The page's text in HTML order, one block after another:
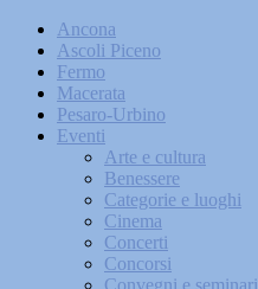
Ancona
Ascoli Piceno
Fermo
Macerata
Pesaro-Urbino
Eventi
Arte e cultura
Benessere
Categorie e luoghi
Cinema
Concerti
Concorsi
Convegni e seminari